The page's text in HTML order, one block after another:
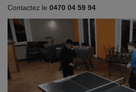
Contactez le 0470 04 59 94